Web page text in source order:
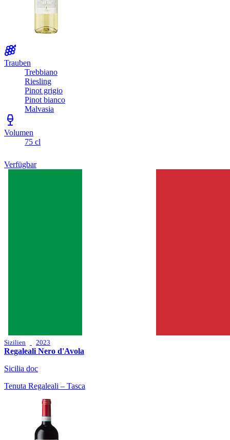
Trauben
Trebbiano
Riesling
Pinot grigio
Pinot bianco
Malvasia
Volumen
75 cl
Verfügbar
Sizilien 2023
Regaleali Nero d'Avola
Sicilia doc
Tenuta Regaleali – Tasca